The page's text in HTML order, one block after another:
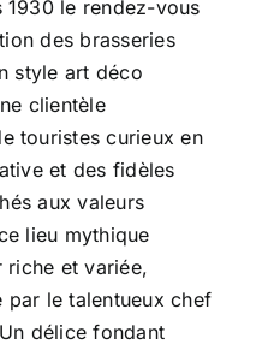
1930 le rendez-vous
des brasseries
style art déco
clientèle
touristes curieux en
et des fidèles
aux valeurs
lieu mythique
riche et variée,
par le talentueux chef
délice fondant